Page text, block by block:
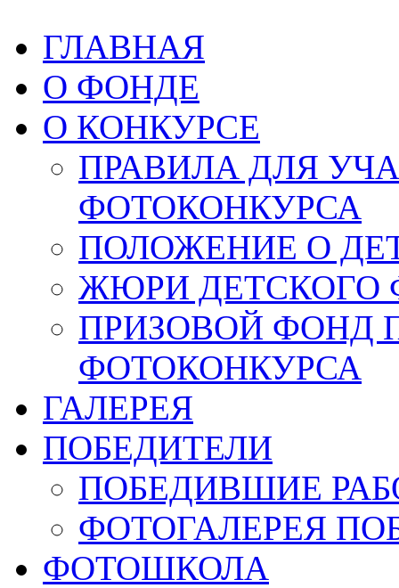
ГЛАВНАЯ
О ФОНДЕ
О КОНКУРСЕ
ПРАВИЛА ДЛЯ
ФОТОКОНКУРСА
ПОЛОЖЕНИЕ О
ЖЮРИ ДЕТСКОГО
ПРИЗОВОЙ ФОНД
ФОТОКОНКУРСА
ГАЛЕРЕЯ
ПОБЕДИТЕЛИ
ПОБЕДИВШИЕ
ФОТОГАЛЕРЕЯ
ФОТОШКОЛА